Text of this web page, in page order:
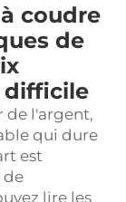
coudre
de
difficile
de l'argent,
qui dure
est
de
lire les